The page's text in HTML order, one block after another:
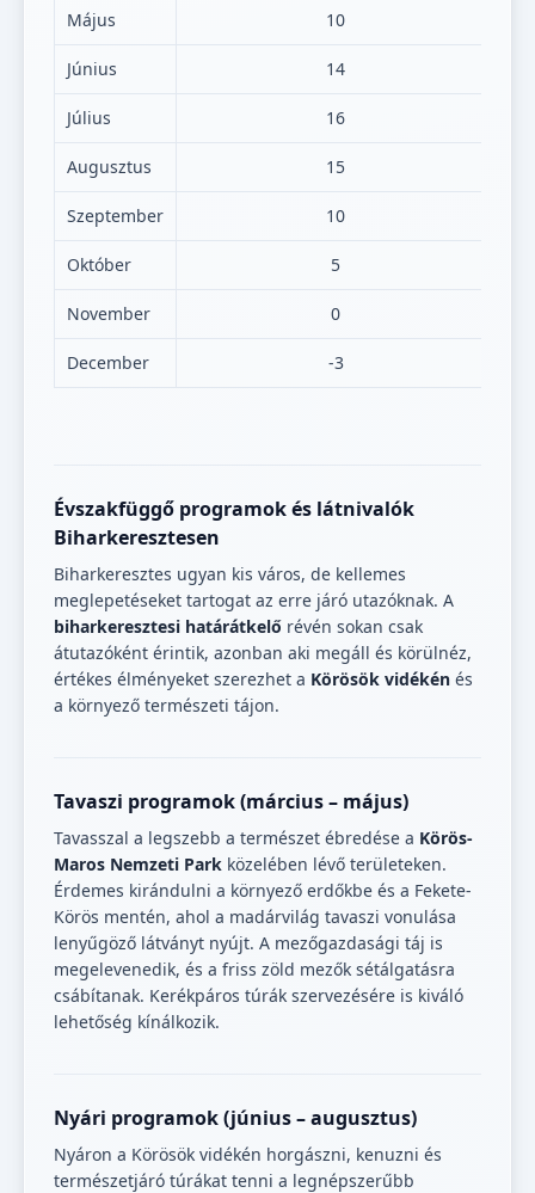
Május 10
Június 14
Július 16
Augusztus 15
Szeptember 10
Október 5
November 0
December -3
Évszakfüggő programok és látnivalók
Biharkeresztesen
Biharkeresztes ugyan kis város, de kellemes
meglepetéseket tartogat az erre járó utazóknak. A
biharkeresztesi határátkelő révén sokan csak
átutazóként érintik, azonban aki megáll és körülnéz,
értékes élményeket szerezhet a Körösök vidékén és
a környező természeti tájon.
Tavaszi programok (március – május)
Tavasszal a legszebb a természet ébredése a Körös-
Maros Nemzeti Park közelében lévő területeken.
Érdemes kirándulni a környező erdőkbe és a Fekete-
Körös mentén, ahol a madárvilág tavaszi vonulása
lenyűgöző látványt nyújt. A mezőgazdasági táj is
megelevenedik, és a friss zöld mezők sétálgatásra
csábítanak. Kerékpáros túrák szervezésére is kiváló
lehetőség kínálkozik.
Nyári programok (június – augusztus)
Nyáron a Körösök vidékén horgászni, kenuzni és
természetjáró túrákat tenni a legnépszerűbb